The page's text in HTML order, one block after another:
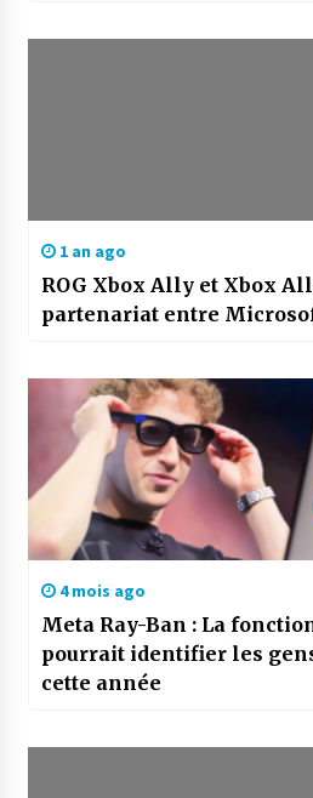
1 an ago
ROG Xbox Ally et Xbox
partenariat entre
4 mois ago
Meta Ray-Ban : La
pourrait identifier les
cette année